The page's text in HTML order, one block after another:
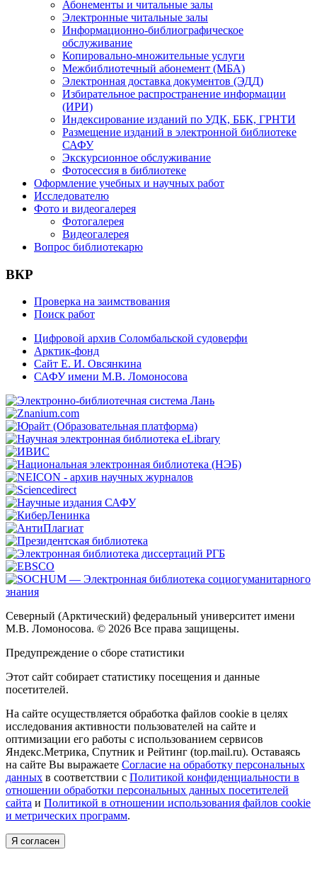
Абонементы и читальные залы
Электронные читальные залы
Информационно-библиографическое
обслуживание
Копировально-множительные услуги
Межбиблиотечный абонемент (МБА)
Электронная доставка документов (ЭДД)
Избирательное распространение информации
(ИРИ)
Индексирование изданий по УДК, ББК, ГРНТИ
Размещение изданий в электронной библиотеке
САФУ
Экскурсионное обслуживание
Фотосессия в библиотеке
Оформление учебных и научных работ
Исследователю
Фото и видеогалерея
Фотогалерея
Видеогалерея
Вопрос библиотекарю
ВКР
Проверка на заимствования
Поиск работ
Цифровой архив Соломбальской судоверфи
Арктик-фонд
Сайт Е. И. Овсянкина
САФУ имени М.В. Ломоносова
Северный (Арктический) федеральный университет имени
М.В. Ломоносова. © 2026 Все права защищены.
Предупреждение о сборе статистики
Этот сайт собирает статистику посещения и данные
посетителей.
На сайте осуществляется обработка файлов cookie в целях
исследования активности пользователей на сайте и
оптимизации его работы с использованием сервисов
Яндекс.Метрика, Спутник и Рейтинг (top.mail.ru). Оставаясь
на сайте Вы выражаете Согласие на обработку персональных
данных в соответствии с Политикой конфиденциальности в
отношении обработки персональных данных посетителей
сайта и Политикой в отношении использования файлов cookie
и метрических программ.
Я согласен